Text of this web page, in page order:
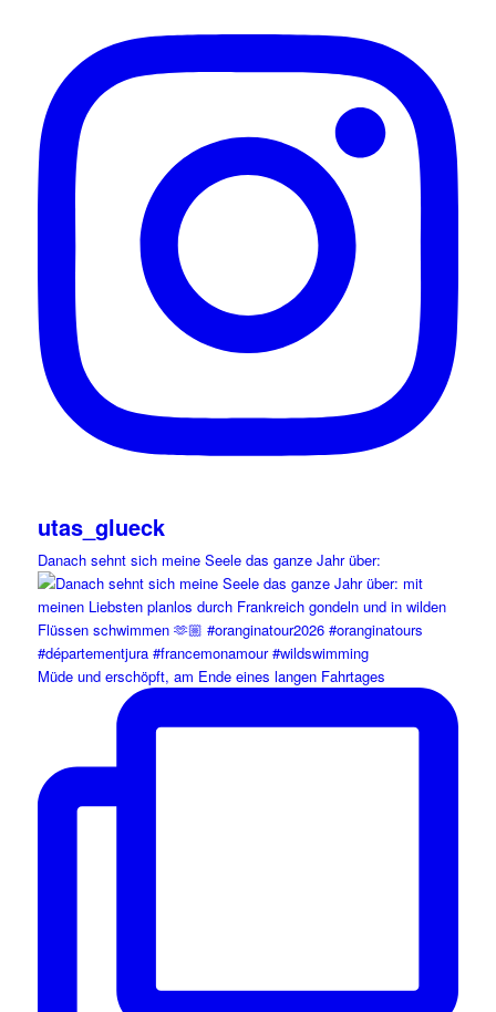
utas_glueck
Danach sehnt sich meine Seele das ganze Jahr über:
Müde und erschöpft, am Ende eines langen Fahrtages